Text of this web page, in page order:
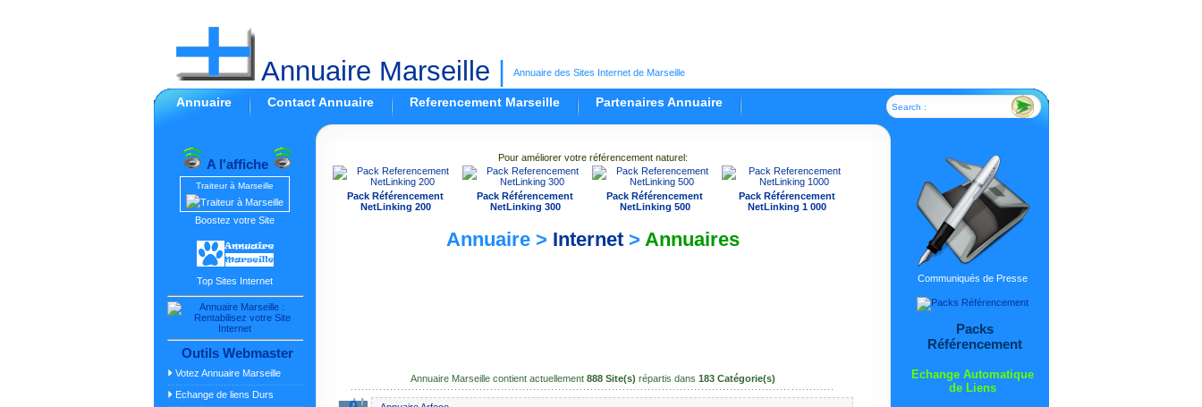
Annuaire Marseille Annuaire des Sites Internet de Marseille
Annuaire Contact Annuaire Referencement Marseille Partenaires Annuaire Search :
A l'affiche
Traiteur à Marseille
Boostez votre Site
Top Sites Internet
Outils Webmaster
Votez Annuaire Marseille
Echange de liens Durs
Pour améliorer votre référencement naturel:
Pack Référencement
NetLinking 200
Pack Référencement
NetLinking 300
Pack Référencement
NetLinking 500
Pack Référencement
NetLinking 1 000
Annuaire > Internet> Annuaires
Annuaire Marseille contient actuellement 888 Site(s) répartis dans 183 Catégorie(s)
Communiqués de Presse
Packs
Référencement
Echange Automatique
de Liens